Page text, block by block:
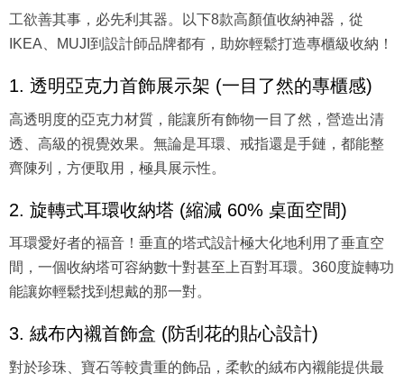
工欲善其事，必先利其器。以下8款高顏值收納神器，從
IKEA、MUJI到設計師品牌都有，助妳輕鬆打造專櫃級收納！
1. 透明亞克力首飾展示架 (一目了然的專櫃感)
高透明度的亞克力材質，能讓所有飾物一目了然，營造出清
透、高級的視覺效果。無論是耳環、戒指還是手鏈，都能整
齊陳列，方便取用，極具展示性。
2. 旋轉式耳環收納塔 (縮減 60% 桌面空間)
耳環愛好者的福音！垂直的塔式設計極大化地利用了垂直空
間，一個收納塔可容納數十對甚至上百對耳環。360度旋轉功
能讓妳輕鬆找到想戴的那一對。
3. 絨布內襯首飾盒 (防刮花的貼心設計)
對於珍珠、寶石等較貴重的飾品，柔軟的絨布內襯能提供最